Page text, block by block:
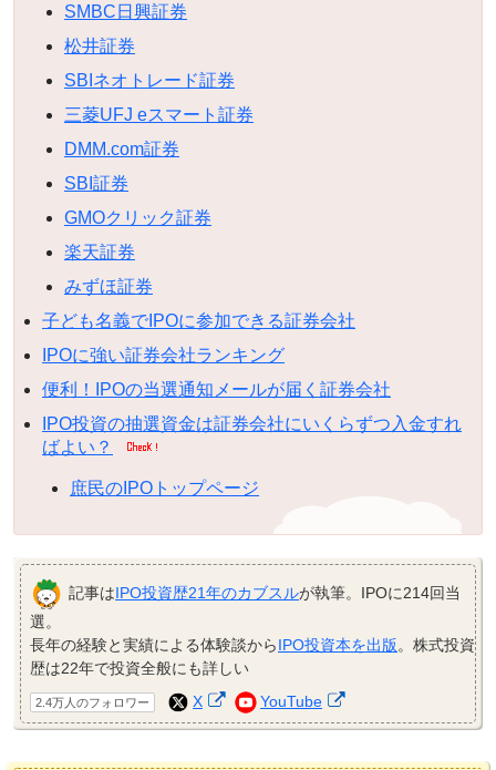
SMBC日興証券
松井証券
SBIネオトレード証券
三菱UFJ eスマート証券
DMM.com証券
SBI証券
GMOクリック証券
楽天証券
みずほ証券
子ども名義でIPOに参加できる証券会社
IPOに強い証券会社ランキング
便利！IPOの当選通知メールが届く証券会社
IPO投資の抽選資金は証券会社にいくらずつ入金すれ
ばよい？
庶民のIPOトップページ
記事はIPO投資歴21年のカブスルが執筆。IPOに214回当
選。
長年の経験と実績による体験談からIPO投資本を出版。株式投資
歴は22年で投資全般にも詳しい
2.4万人のフォロワー X YouTube